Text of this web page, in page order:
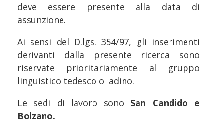
deve essere presente alla data di
assunzione.
Ai sensi del D.lgs. 354/97, gli inserimenti
derivanti dalla presente ricerca sono
riservate prioritariamente al gruppo
linguistico tedesco o ladino.
Le sedi di lavoro sono San Candido e
Bolzano.